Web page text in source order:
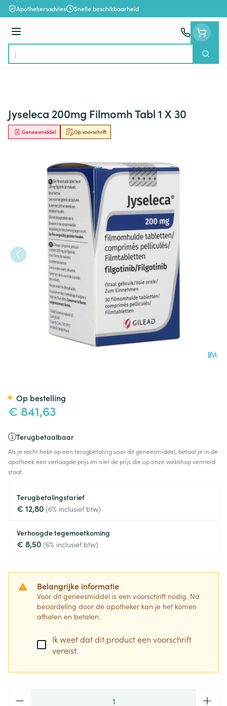
Ga naar de inhoud
Apothekersadvies Snelle beschikbaarheid
Menu
Product, merk, categorie...
Zoek
Jyseleca 200mg Filmomh Tabl 1 X 30
Op voorschrift
Geneesmiddel
€ 841,63
Terugbetaalbaar
Als je recht hebt op een terugbetaling voor dit geneesmiddel, betaal je in de
apotheek een verlaagde prijs en niet de prijs die op onze webshop vermeld
staat.
Terugbetalingstarief
€ 12,80 (6% inclusief btw)
Verhoogde tegemoetkoming
€ 8,50 (6% inclusief btw)
Belangrijke informatie
Voor dit geneesmiddel is een voorschrift nodig. Na
beoordeling door de apotheker kan je het komen
afhalen en betalen.
Ik weet dat dit product een voorschrift
vereist.
Op bestelling